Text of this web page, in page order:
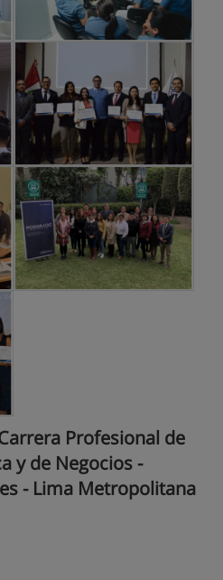
Profesional de
y de Negocios -
- Lima Metropolitana